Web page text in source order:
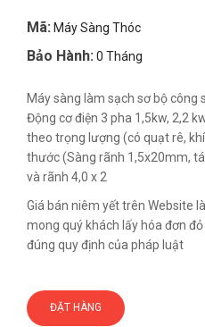
Mã: Máy Sàng Thóc
Bảo Hành: 0 Tháng
Máy sàng làm sạch sơ bộ công
Động cơ điện 3 pha 1,5kw, 2,2
theo trọng lượng (có quạt rê,
thước (Sàng rãnh 1,5x20mm,
và rãnh 4,0 x 2
Giá bán niêm yết trên Website
mong quý khách lấy hóa đơn
đúng quy định của pháp luật
ĐẶT HÀNG